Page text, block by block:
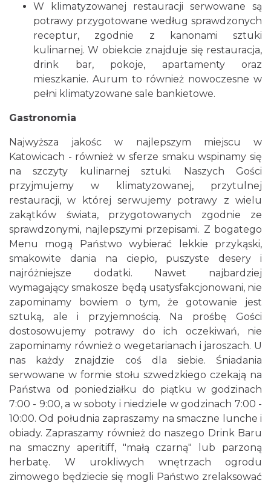
W klimatyzowanej restauracji serwowane są
potrawy przygotowane według sprawdzonych
receptur, zgodnie z kanonami sztuki
kulinarnej. W obiekcie znajduje się restauracja,
drink bar, pokoje, apartamenty oraz
mieszkanie. Aurum to również nowoczesne w
pełni klimatyzowane sale bankietowe.
Gastronomia
Najwyższa jakośc w najlepszym miejscu w
Katowicach - również w sferze smaku wspinamy się
na szczyty kulinarnej sztuki. Naszych Gości
przyjmujemy w klimatyzowanej, przytulnej
restauracji, w której serwujemy potrawy z wielu
zakątków świata, przygotowanych zgodnie ze
sprawdzonymi, najlepszymi przepisami. Z bogatego
Menu mogą Państwo wybierać lekkie przykąski,
smakowite dania na ciepło, puszyste desery i
najróżniejsze dodatki. Nawet najbardziej
wymagający smakosze będą usatysfakcjonowani, nie
zapominamy bowiem o tym, że gotowanie jest
sztuką, ale i przyjemnością. Na prośbę Gości
dostosowujemy potrawy do ich oczekiwań, nie
zapominamy również o wegetarianach i jaroszach. U
nas każdy znajdzie coś dla siebie. Śniadania
serwowane w formie stołu szwedzkiego czekają na
Państwa od poniedziałku do piątku w godzinach
7:00 - 9:00, a w soboty i niedziele w godzinach 7:00 -
10:00. Od południa zapraszamy na smaczne lunche i
obiady. Zapraszamy również do naszego Drink Baru
na smaczny aperitiff, "małą czarną" lub parzoną
herbatę. W urokliwych wnętrzach ogrodu
zimowego będziecie się mogli Państwo zrelaksować